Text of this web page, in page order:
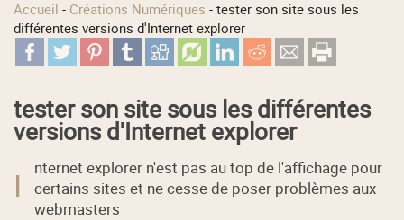
Accueil - Créations Numériques -tester son site sous les
différentes versions d'Internet explorer
tester son site sous les différentes
versions d'Internet explorer
I
nternet explorer n'est pas au top de l'affichage pour
certains sites et ne cesse de poser problèmes aux
webmasters